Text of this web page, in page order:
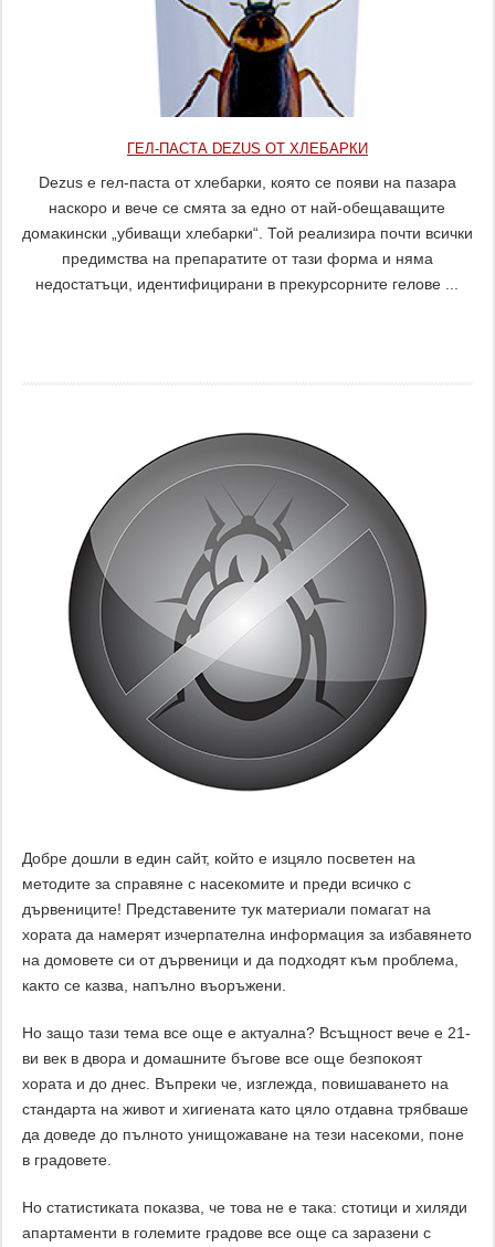
ГЕЛ-ПАСТА DEZUS ОТ ХЛЕБАРКИ
Dezus е гел-паста от хлебарки, която се появи на пазара
наскоро и вече се смята за едно от най-обещаващите
домакински „убиващи хлебарки“. Той реализира почти всички
предимства на препаратите от тази форма и няма
недостатъци, идентифицирани в прекурсорните гелове ...
Добре дошли в един сайт, който е изцяло посветен на
методите за справяне с насекомите и преди всичко с
дървениците! Представените тук материали помагат на
хората да намерят изчерпателна информация за избавянето
на домовете си от дървеници и да подходят към проблема,
както се казва, напълно въоръжени.
Но защо тази тема все още е актуална? Всъщност вече е 21-
ви век в двора и домашните бъгове все още безпокоят
хората и до днес. Въпреки че, изглежда, повишаването на
стандарта на живот и хигиената като цяло отдавна трябваше
да доведе до пълното унищожаване на тези насекоми, поне
в градовете.
Но статистиката показва, че това не е така: стотици и хиляди
апартаменти в големите градове все още са заразени с